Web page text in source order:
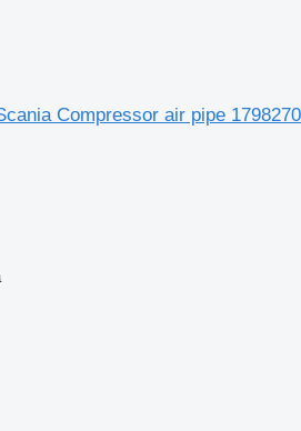
Compressor air pipe 1798270